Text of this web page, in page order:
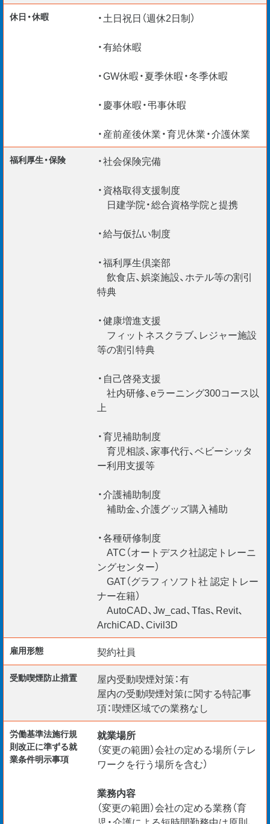
＊入社日柔軟に対応
＊給与仮払い制度あり
＊リモート面談随時実施中
＊Construction Manager /
＊CAD Operators etc.
VISA 更新サポートいたします。現在、外国籍
休日・休暇
・土日祝日（週休2日制）
・有給休暇
・GW休暇・夏季休暇・冬季休暇
・慶事休暇・弔事休暇
・産前産後休業・育児休業・介護休業
福利厚生・保険
・社会保険完備
・資格取得支援制度
日建学院・総合資格学院と提携
・給与仮払い制度
・福利厚生倶楽部
飲食店、娯楽施設、ホテル等の割引
特典
・健康増進支援
フィットネスクラブ、レジャー施設
等の割引特典
・自己啓発支援
社内研修、eラーニング300コース以
上
・育児補助制度
育児相談、家事代行、ベビーシッタ
ー利用支援等
・介護補助制度
補助金、介護グッズ購入補助
・各種研修制度
ATC（オートデスク社認定トレーニ
ングセンター）
GAT（グラフィソフト社 認定トレー
ナー在籍）
AutoCAD、Jw_cad、Tfas、Revit、
ArchiCAD、Civil3D
雇用形態 契約社員
受動喫煙防⽌措置
屋内受動喫煙対策：有
屋内の受動喫煙対策に関する特記事
項：喫煙区域での業務なし
労働基準法施行規
則改正に準ずる就
業条件明示事項
就業場所
（変更の範囲）会社の定める場所（テレ
ワークを行う場所を含む）
業務内容
（変更の範囲）会社の定める業務（育